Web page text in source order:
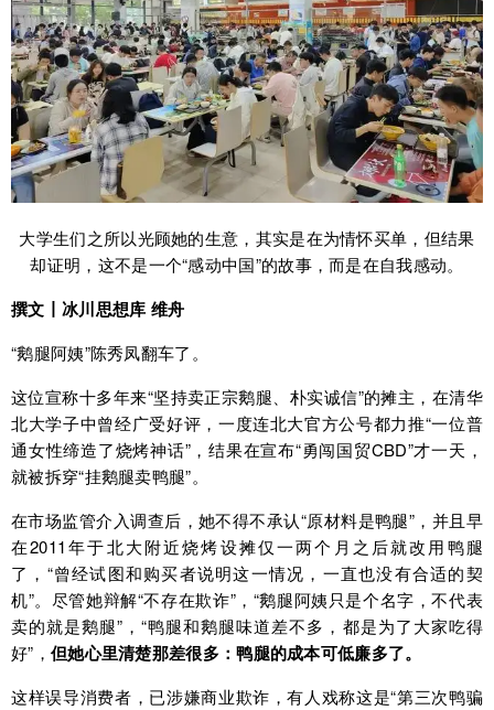
大学生们之所以光顾她的生意，其实是在为情怀买单，但结果
却证明，这不是一个“感动中国”的故事，而是在自我感动。
撰文丨冰川思想库 维舟
“鹅腿阿姨”陈秀凤翻车了。
这位宣称十多年来“坚持卖正宗鹅腿、朴实诚信”的摊主，在清华
北大学子中曾经广受好评，一度连北大官方公号都力推“一位普
通女性缔造了烧烤神话”，结果在宣布“勇闯国贸CBD”才一天，
就被拆穿“挂鹅腿卖鸭腿”。
在市场监管介入调查后，她不得不承认“原材料是鸭腿”，并且早
在2011年于北大附近烧烤设摊仅一两个月之后就改用鸭腿
了，“曾经试图和购买者说明这一情况，一直也没有合适的契
机”。尽管她辩解“不存在欺诈”，“鹅腿阿姨只是个名字，不代表
卖的就是鹅腿”，“鸭腿和鹅腿味道差不多，都是为了大家吃得
好”， 但她心里清楚那差很多：鸭腿的成本可低廉多了。
这样误导消费者，已涉嫌商业欺诈，有人戏称这是“第三次鸭骗